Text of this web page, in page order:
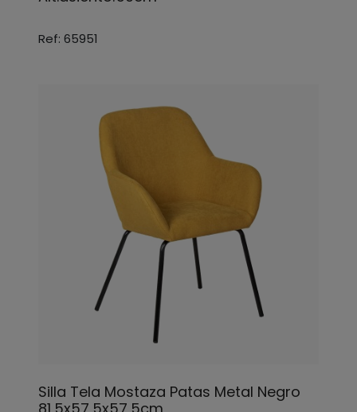
Ref: 65951
Silla Tela Mostaza Patas Metal Negro